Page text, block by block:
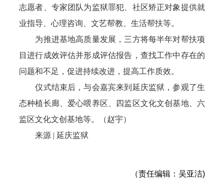
志愿者、专家团队为监狱罪犯、社区矫正对象提供就
业指导、心理咨询、文艺帮教、生活帮扶等。
为推进基地高质量发展，三方将每半年对帮扶项
目进行成效评估并形成评估报告，查找工作中存在的
问题和不足，促进持续改进，提高工作质效。
仪式结束后，与会嘉宾来到延庆监狱，参观了生
态种植长廊、爱心喂养区、四监区文化文创基地、六
监区文化文创基地等。（赵宇）
来源 | 延庆监狱
（责任编辑：吴亚洁)